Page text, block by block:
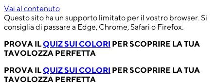
Vai al contenuto
Questo sito ha un supporto limitato per il vostro browser. Si
consiglia di passare a Edge, Chrome, Safari o Firefox.
PROVA ILQUIZ SUI COLORI PER SCOPRIRE LA TUA
TAVOLOZZA PERFETTA
PROVA ILQUIZ SUI COLORI PER SCOPRIRE LA TUA
TAVOLOZZA PERFETTA